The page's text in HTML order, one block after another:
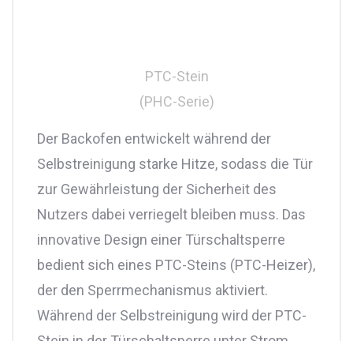
PTC-Stein
(PHC-Serie)
Der Backofen entwickelt während der
Selbstreinigung starke Hitze, sodass die Tür
zur Gewährleistung der Sicherheit des
Nutzers dabei verriegelt bleiben muss. Das
innovative Design einer Türschaltsperre
bedient sich eines PTC-Steins (PTC-Heizer),
der den Sperrmechanismus aktiviert.
Während der Selbstreinigung wird der PTC-